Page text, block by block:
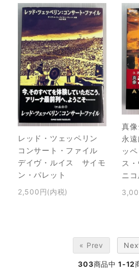
レッド・ツェッペリン
コンサート・ファイル
デイヴ・ルイス サイモ
ン・パレット
2,500円(内税)
真
永
ッ
ス
ニ
« Prev
303商品中 1-12